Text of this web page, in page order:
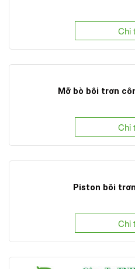
Chi
Mỡ bò bôi trơn
Chi
Piston bôi
Chi